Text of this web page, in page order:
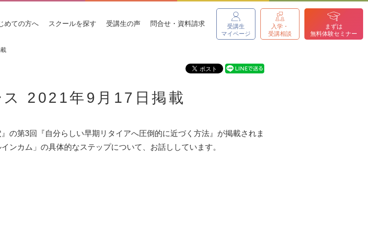
受講生
マイページ
入学・
受講相談
まずは
無料体験セミナー
めての方へ スクールを探す 受講生の声 問合せ・資料請求
ス 2021年9月17日掲載
の第3回『自分らしい早期リタイアへ圧倒的に近づく方法』が掲載されま
ンカム」の具体的なステップについて、お話ししています。